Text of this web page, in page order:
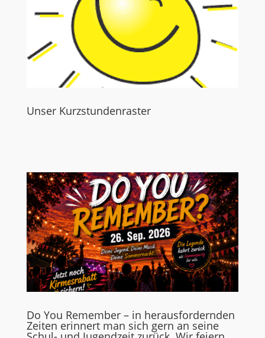
Unser Kurzstundenraster
Do You Remember – in herausfordernden
Zeiten erinnert man sich gern an seine